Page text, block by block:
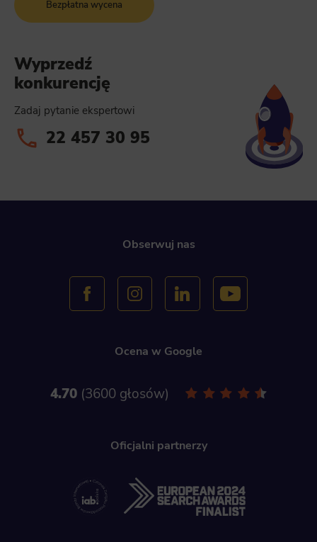
Bezpłatna wycena
Wyprzedź
konkurencję
Zadaj pytanie ekspertowi
22 457 30 95
Obserwuj nas
Ocena w Google
4.70 3600 głosów
Oficjalni partnerzy